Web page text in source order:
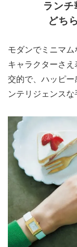
ランチ
どち
モダンでミニマ
キャラクターさ
交的で、ハッピ
ンテリジェンスな